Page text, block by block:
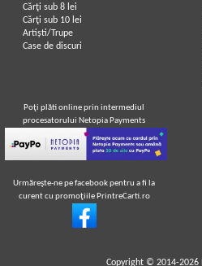
Cărţi sub 8 lei
Cărţi sub 10 lei
Artiști/Trupe
Case de discuri
Poţi plăti online prin intermediul
procesatorului Netopia Payments
Urmăreşte-ne pe facebook pentru a fi la
curent cu promoţiile PrintreCarti.ro
Copyright © 2014-2026